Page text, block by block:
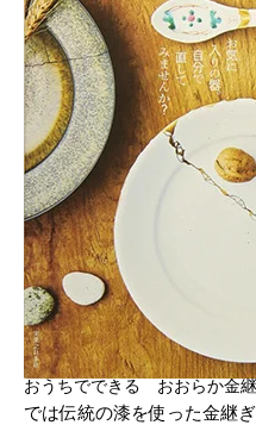
おうちでできる おおらか金
では伝統の漆を使った金継